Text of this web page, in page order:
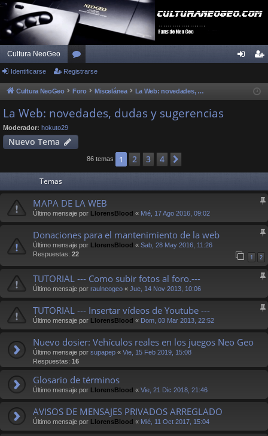
Cultura NeoGeo
or
os ist
Identificarse Registrarse
Cultura NeoGeo Foro Miscelánea La Web: novedades, dudas y sugerencias
La Web: novedades, dudas y sugerencias
Moderador: hokuto29
Nuevo Tema
86 temas 1 2 3 4
Temas
MAPA DE LA WEB
Último mensaje por LlorensBlood « Mié, 17 Ago 2016, 09:02
Donaciones para el mantenimiento de la web
Último mensaje por LlorensBlood « Sab, 28 May 2016, 11:26
Respuestas: 22 1 2
TUTORIAL --- Como subir fotos al foro.---
Último mensaje por raulneogeo « Jue, 14 Nov 2013, 10:06
TUTORIAL --- Insertar vídeos de Youtube ---
Último mensaje por LlorensBlood « Dom, 03 Mar 2013, 22:52
Nuevo dosier: Vehículos reales en los juegos Neo Geo
Último mensaje por supapep « Vie, 15 Feb 2019, 15:08
Respuestas: 16
Glosario de términos
Último mensaje por LlorensBlood « Vie, 21 Dic 2018, 21:46
AVISOS DE MENSAJES PRIVADOS ARREGLADO
Último mensaje por LlorensBlood « Mié, 11 Oct 2017, 15:04